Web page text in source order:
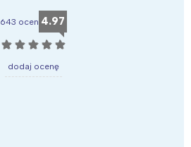
643 ocen 4.97
☆ ☆ ☆ ☆ ☆
dodaj ocenę